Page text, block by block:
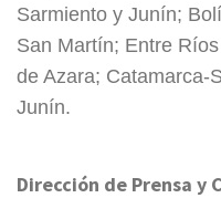
Sarmiento y Junín;
San Martín; Entre
de Azara; Catamarca-
Junín.
Dirección de Prensa